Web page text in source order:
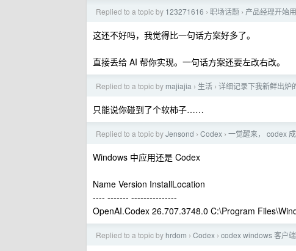
Replied to a topic by 123271616 › 职场话题 › 产品经理开始
这还不好吗，我觉得比一句话方案好多了。
直接丢给 AI 帮你实现。一句话方案还要左改右改。
Replied to a topic by majiajia › 生活 › 详细记录下我新鲜出炉
只能说你碰到了个软柿子……
Replied to a topic byJensond › Codex › 一觉醒来， codex
Windows 中应用还是 Codex
Name Version InstallLocation
---- ------- ---------------
OpenAI.Codex 26.707.3748.0 C:\Program
Replied to a topic by hrdom › Codex › codex windows 客户